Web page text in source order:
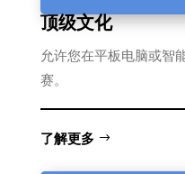
顶级文化
允许您在平板电脑或智
赛。
了解更多